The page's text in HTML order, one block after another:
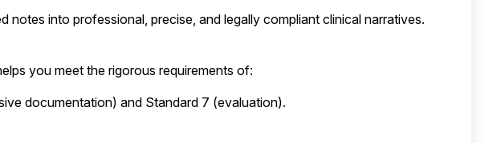
notes into professional, precise, and legally compliant clinical narratives.
you meet the rigorous requirements of:
documentation) and Standard 7 (evaluation).